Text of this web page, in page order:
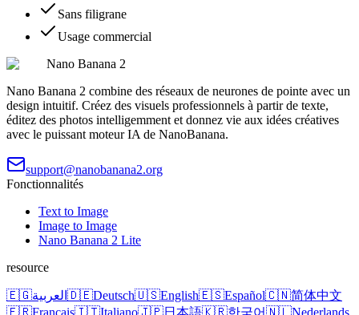
Sans filigrane
Usage commercial
Nano Banana 2
Nano Banana 2 combine des réseaux de neurones de pointe avec un
design intuitif. Créez des visuels professionnels à partir de texte,
éditez des photos intelligemment et donnez vie aux idées créatives
avec le puissant moteur IA de NanoBanana.
support@nanobanana2.org
Fonctionnalités
Text to Image
Image to Image
Nano Banana 2 Lite
resource
🇪🇬العربية 🇩🇪Deutsch🇺🇸English🇪🇸Español🇨🇳简体中文
🇫🇷Français🇮🇹Italiano🇯🇵日本語🇰🇷한국어🇳🇱Nederlands